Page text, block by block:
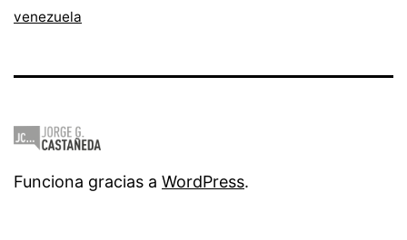
venezuela
Funciona gracias a WordPress.